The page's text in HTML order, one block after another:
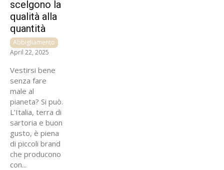
scelgono la
qualità alla
quantità
Abbigliamento
April 22, 2025
Vestirsi bene
senza fare
male al
pianeta? Si può.
L’Italia, terra di
sartoria e buon
gusto, è piena
di piccoli brand
che producono
con...